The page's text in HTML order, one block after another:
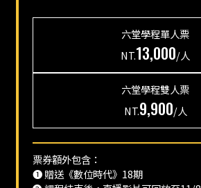
六堂學程單人票
NT.13,000/人
六堂學程雙人票
NT.9,900/人
票券額外包含：
❶ 贈送《數位時代》18期